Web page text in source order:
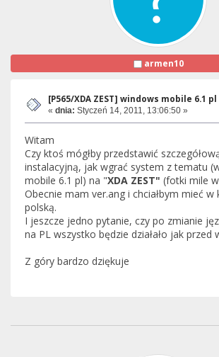
armen10
[P565/XDA ZEST] windows mobile 6.1
« dnia: Styczeń 14, 2011, 13:06:50 »
Witam
Czy ktoś mógłby przedstawić
instalacyjną, jak wgrać system z tematu
mobile 6.1 pl) na "XDA ZEST" (fotki mile
Obecnie mam ver.ang i chciałbym mieć w
polską.
I jeszcze jedno pytanie, czy po zmianie
na PL wszystko będzie działało jak przed
Z góry bardzo dziękuje